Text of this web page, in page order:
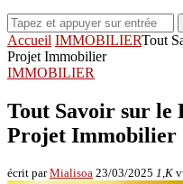
Accueil IMMOBILIERTout
Projet Immobilier
IMMOBILIER
Tout Savoir sur le
Projet Immobilier
écrit parMialisoa 23/03/2025 1,K